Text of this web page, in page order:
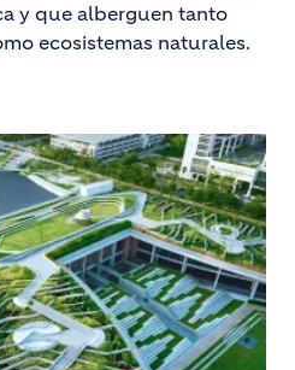
y que alberguen tanto
ecosistemas naturales.